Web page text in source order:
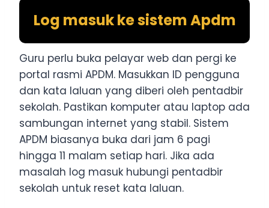
Log masuk ke sistem Apdm
Guru perlu buka pelayar web dan pergi ke
portal rasmi APDM. Masukkan ID pengguna
dan kata laluan yang diberi oleh pentadbir
sekolah. Pastikan komputer atau laptop ada
sambungan internet yang stabil. Sistem
APDM biasanya buka dari jam 6 pagi
hingga 11 malam setiap hari. Jika ada
masalah log masuk hubungi pentadbir
sekolah untuk reset kata laluan.